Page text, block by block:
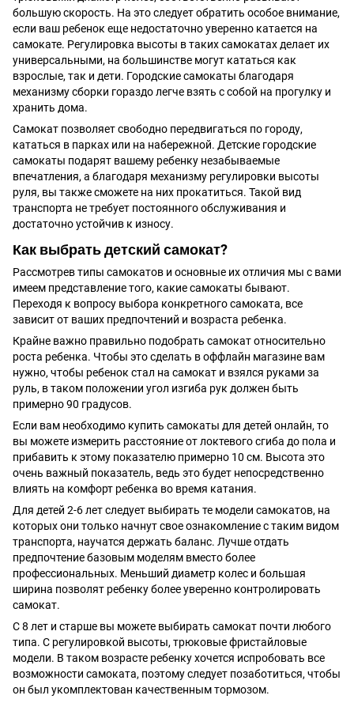
большую скорость. На это следует обратить особое внимание,
если ваш ребенок еще недостаточно уверенно катается на
самокате. Регулировка высоты в таких самокатах делает их
универсальными, на большинстве могут кататься как
взрослые, так и дети. Городские самокаты благодаря
механизму сборки гораздо легче взять с собой на прогулку и
хранить дома.
Самокат позволяет свободно передвигаться по городу,
кататься в парках или на набережной. Детские городские
самокаты подарят вашему ребенку незабываемые
впечатления, а благодаря механизму регулировки высоты
руля, вы также сможете на них прокатиться. Такой вид
транспорта не требует постоянного обслуживания и
достаточно устойчив к износу.
Как выбрать детский самокат?
Рассмотрев типы самокатов и основные их отличия мы с вами
имеем представление того, какие самокаты бывают.
Переходя к вопросу выбора конкретного самоката, все
зависит от ваших предпочтений и возраста ребенка.
Крайне важно правильно подобрать самокат относительно
роста ребенка. Чтобы это сделать в оффлайн магазине вам
нужно, чтобы ребенок стал на самокат и взялся руками за
руль, в таком положении угол изгиба рук должен быть
примерно 90 градусов.
Если вам необходимо купить самокаты для детей онлайн, то
вы можете измерить расстояние от локтевого сгиба до пола и
прибавить к этому показателю примерно 10 см. Высота это
очень важный показатель, ведь это будет непосредственно
влиять на комфорт ребенка во время катания.
Для детей 2-6 лет следует выбирать те модели самокатов, на
которых они только начнут свое ознакомление с таким видом
транспорта, научатся держать баланс. Лучше отдать
предпочтение базовым моделям вместо более
профессиональных. Меньший диаметр колес и большая
ширина позволят ребенку более уверенно контролировать
самокат.
С 8 лет и старше вы можете выбирать самокат почти любого
типа. С регулировкой высоты, трюковые фристайловые
модели. В таком возрасте ребенку хочется испробовать все
возможности самоката, поэтому следует позаботиться, чтобы
он был укомплектован качественным тормозом.